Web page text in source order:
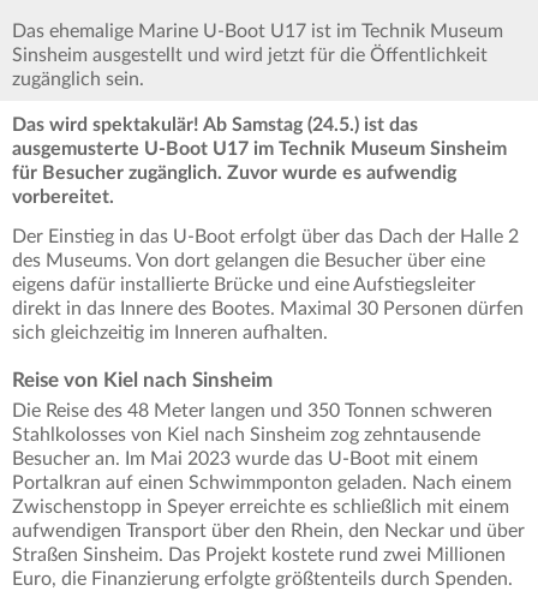
Das ehemalige Marine U-Boot U17 ist im Technik Museum
Sinsheim ausgestellt und wird jetzt für die Öffentlichkeit
zugänglich sein.
Das wird spektakulär! Ab Samstag (24.5.) ist das
ausgemusterte U-Boot U17 im Technik Museum Sinsheim
für Besucher zugänglich. Zuvor wurde es aufwendig
vorbereitet.
Der Einstieg in das U-Boot erfolgt über das Dach der Halle 2
des Museums. Von dort gelangen die Besucher über eine
eigens dafür installierte Brücke und eine Aufstiegsleiter
direkt in das Innere des Bootes. Maximal 30 Personen dürfen
sich gleichzeitig im Inneren aufhalten.
Reise von Kiel nach Sinsheim
Die Reise des 48 Meter langen und 350 Tonnen schweren
Stahlkolosses von Kiel nach Sinsheim zog zehntausende
Besucher an. Im Mai 2023 wurde das U-Boot mit einem
Portalkran auf einen Schwimmponton geladen. Nach einem
Zwischenstopp in Speyer erreichte es schließlich mit einem
aufwendigen Transport über den Rhein, den Neckar und über
Straßen Sinsheim. Das Projekt kostete rund zwei Millionen
Euro, die Finanzierung erfolgte größtenteils durch Spenden.